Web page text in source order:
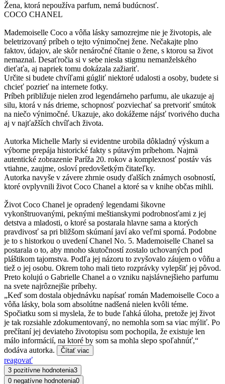
Žena, ktorá nepoužíva parfum, nemá budúcnosť.
COCO CHANEL
Mademoiselle Coco a vôňa lásky samozrejme nie je životopis, ale
beletrizovaný príbeh o tejto výnimočnej žene. Nečakajte plno
faktov, údajov, ale skôr nenáročné čítanie o žene, s ktorou sa život
nemaznal. Desaťročia si v sebe niesla stigmu nemanželského
dieťaťa, aj napriek tomu dokázala zažiariť.
Určite si budete chvíľami gúgliť niektoré udalosti a osoby, budete si
chcieť pozrieť na internete fotky.
Príbeh približuje nielen zrod legendárneho parfumu, ale ukazuje aj
silu, ktorá v nás drieme, schopnosť pozviechať sa pretvoriť smútok
na niečo výnimočné. Ukazuje, ako dokážeme nájsť tvorivého ducha
aj v najťažších chvíľach života.
Autorka Michelle Marly si evidentne urobila dôkladný výskum a
výborne prepája historické fakty s pútavým príbehom. Najmä
autentické zobrazenie Paríža 20. rokov a komplexnosť postáv vás
vtiahne, zaujme, osloví predovšetkým čitateľky.
Autorka navyše v závere zhrnie osudy ďalších známych osobností,
ktoré ovplyvnili život Coco Chanel a ktoré sa v knihe občas mihli.
Život Coco Chanel je opradený legendami šikovne
vykonštruovanými, peknými meštianskymi podrobnosťami z jej
detstva a mladosti, o ktoré sa postarala hlavne sama a ktorých
pravdivosť sa pri bližšom skúmaní javí ako veľmi sporná. Podobne
je to s historkou o uvedení Chanel No. 5. Mademoiselle Chanel sa
postarala o to, aby mnoho skutočností zostalo uchovaných pod
pláštikom tajomstva. Podľa jej názoru to zvyšovalo záujem o vôňu a
tiež o jej osobu. Okrem toho mali tieto rozprávky vylepšiť jej pôvod.
Preto kolujú o Gabrielle Chanel a o vzniku najslávnejšieho parfumu
na svete najrôznejšie príbehy.
„Keď som dostala objednávku napísať román Mademoiselle Coco a
vôňa lásky, bola som absolútne nadšená nielen kvôli téme.
Spočiatku som si myslela, že to bude ľahká úloha, pretože jej život
je tak rozsiahle zdokumentovaný, no nemohla som sa viac mýliť. Po
prečítaní jej deviateho životopisu som pochopila, že existuje len
málo informácií, na ktoré by som sa mohla slepo spoľahnúť,“
dodáva autorka.
Čítať viac
reagovať
3 pozitívne hodnotenia3
0 negatívne hodnotenia0